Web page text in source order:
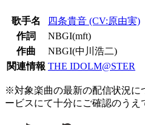
歌手名
四条貴音 (CV:原由実)
作詞
NBGI(mft)
作曲
NBGI(中川浩二)
関連情報 THE IDOLM@STER
※対象楽曲の最新の配信状況に
ービスにて十分にご確認のうえ